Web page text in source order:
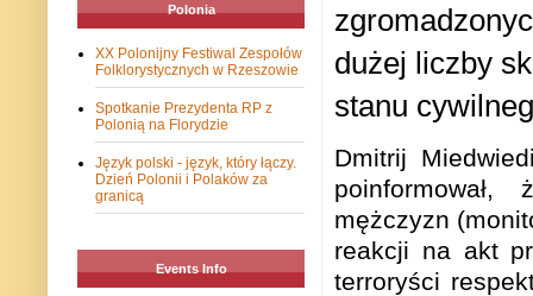
dużej liczby
stanu
Dmitrij
mężczyzn
reakcji na akt
terroryści
Polonia
XX Polonijny Festiwal Zespołów
Folklorystycznych w Rzeszowie
Spotkanie Prezydenta RP z
Polonią na Florydzie
Język polski - język, który łączy.
Dzień Polonii i Polaków za
granicą
Events Info